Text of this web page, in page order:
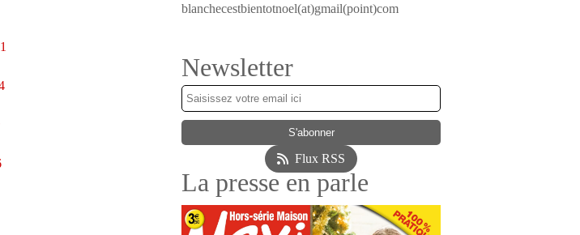
blanchecestbientotnoel(at)gmail(point)com
Newsletter
Flux RSS
La presse en parle